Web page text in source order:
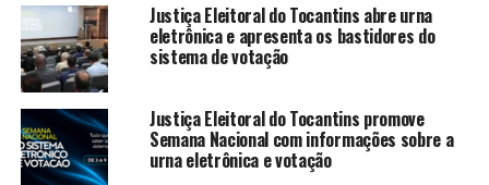
Justiça Eleitoral do Tocantins abre urna
eletrônica e apresenta os bastidores do
sistema de votação
Justiça Eleitoral do Tocantins promove
Semana Nacional com informações sobre a
urna eletrônica e votação